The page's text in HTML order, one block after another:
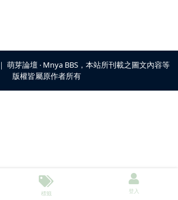
｜ 萌芽論壇 ‧ Mnya BBS，本站所刊載之圖文內容等
版權皆屬原作者所有
標籤 登入